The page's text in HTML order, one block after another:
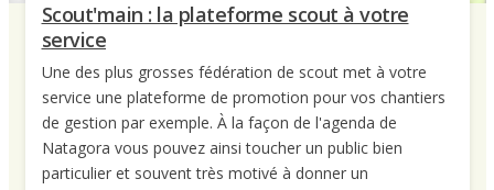
Scout'main : la plateforme scout à votre
service
Une des plus grosses fédération de scout met à votre
service une plateforme de promotion pour vos chantiers
de gestion par exemple. À la façon de l'agenda de
Natagora vous pouvez ainsi toucher un public bien
particulier et souvent très motivé à donner un